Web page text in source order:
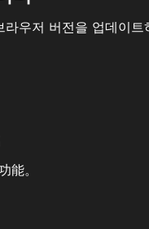
우저 버전을 업데이트
能。